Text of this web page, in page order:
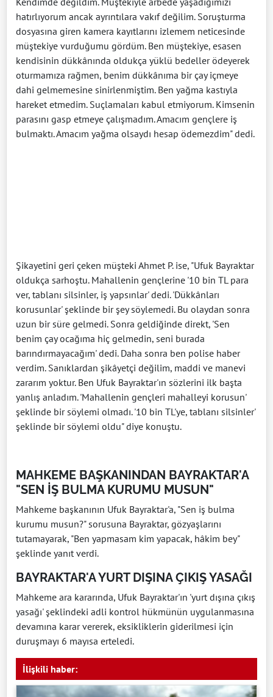
hatırlıyorum ancak ayrıntılara vakıf değilim. Soruşturma
dosyasına giren kamera kayıtlarını izlemem neticesinde
müştekiye vurduğumu gördüm. Ben müştekiye, esasen
kendisinin dükkânında oldukça yüklü bedeller ödeyerek
oturmamıza rağmen, benim dükkânıma bir çay içmeye
dahi gelmemesine sinirlenmiştim. Ben yağma kastıyla
hareket etmedim. Suçlamaları kabul etmiyorum. Kimsenin
parasını gasp etmeye çalışmadım. Amacım gençlere iş
bulmaktı. Amacım yağma olsaydı hesap ödemezdim" dedi.
Şikayetini geri çeken müşteki Ahmet P. ise, "Ufuk Bayraktar
oldukça sarhoştu. Mahallenin gençlerine '10 bin TL para
ver, tablanı silsinler, iş yapsınlar' dedi. 'Dükkânları
korusunlar' şeklinde bir şey söylemedi. Bu olaydan sonra
uzun bir süre gelmedi. Sonra geldiğinde direkt, 'Sen
benim çay ocağıma hiç gelmedin, seni burada
barındırmayacağım' dedi. Daha sonra ben polise haber
verdim. Sanıklardan şikâyetçi değilim, maddi ve manevi
zararım yoktur. Ben Ufuk Bayraktar'ın sözlerini ilk başta
yanlış anladım. 'Mahallenin gençleri mahalleyi korusun'
şeklinde bir söylemi olmadı. '10 bin TL'ye, tablanı silsinler'
şeklinde bir söylemi oldu" diye konuştu.
MAHKEME BAŞKANINDAN BAYRAKTAR'A
"SEN İŞ BULMA KURUMU MUSUN"
Mahkeme başkanının Ufuk Bayraktar'a, "Sen iş bulma
kurumu musun?" sorusuna Bayraktar, gözyaşlarını
tutamayarak, "Ben yapmasam kim yapacak, hâkim bey"
şeklinde yanıt verdi.
BAYRAKTAR'A YURT DIŞINA ÇIKIŞ YASAĞI
Mahkeme ara kararında, Ufuk Bayraktar'ın 'yurt dışına çıkış
yasağı' şeklindeki adli kontrol hükmünün uygulanmasına
devamına karar vererek, eksikliklerin giderilmesi için
duruşmayı 6 mayısa erteledi.
İlişkili haber: